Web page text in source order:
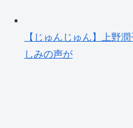
【じゅんじゅん】上野
しみの声が